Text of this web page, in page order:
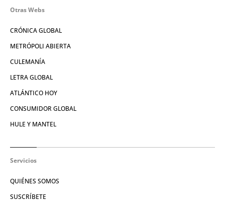
Otras Webs
CRÓNICA GLOBAL
METRÓPOLI ABIERTA
CULEMANÍA
LETRA GLOBAL
ATLÁNTICO HOY
CONSUMIDOR GLOBAL
HULE Y MANTEL
Servicios
QUIÉNES SOMOS
SUSCRÍBETE